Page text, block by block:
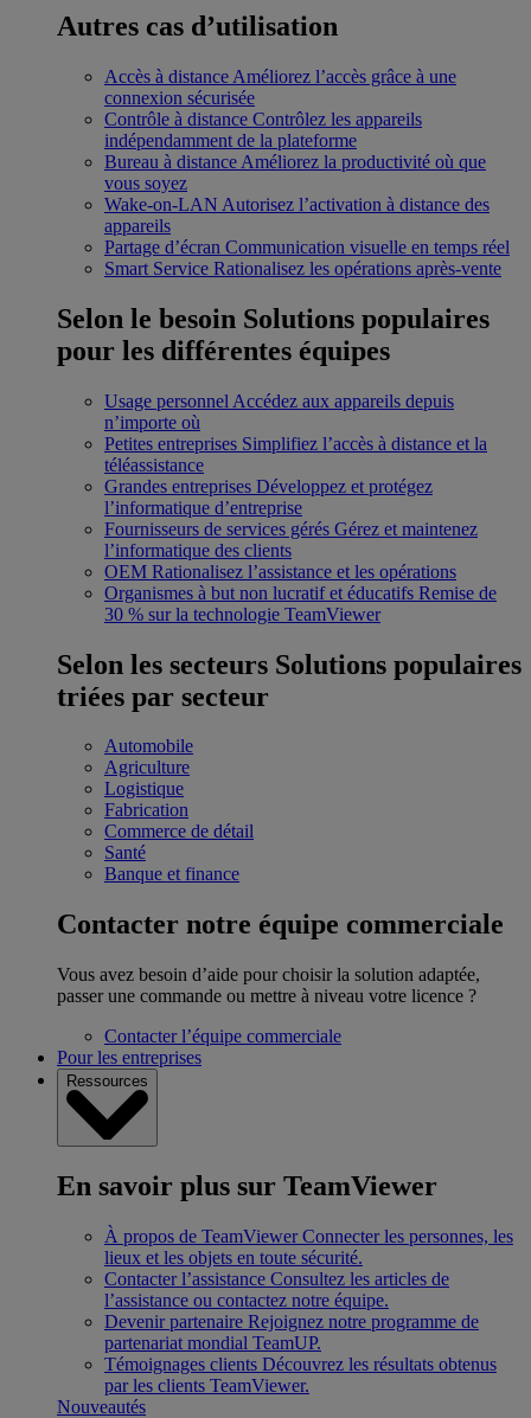
Autres cas d’utilisation
Accès à distance Améliorez l’accès grâce à une
connexion sécurisée
Contrôle à distance Contrôlez les appareils
indépendamment de la plateforme
Bureau à distance Améliorez la productivité où que
vous soyez
Wake-on-LAN Autorisez l’activation à distance des
appareils
Partage d’écran Communication visuelle en temps réel
Smart Service Rationalisez les opérations après-vente
Selon le besoin Solutions populaires
pour les différentes équipes
Usage personnel Accédez aux appareils depuis
n’importe où
Petites entreprises Simplifiez l’accès à distance et la
téléassistance
Grandes entreprises Développez et protégez
l’informatique d’entreprise
Fournisseurs de services gérés Gérez et maintenez
l’informatique des clients
OEM Rationalisez l’assistance et les opérations
Organismes à but non lucratif et éducatifs Remise de
30 % sur la technologie TeamViewer
Selon les secteurs Solutions populaires
triées par secteur
Automobile
Agriculture
Logistique
Fabrication
Commerce de détail
Santé
Banque et finance
Contacter notre équipe commerciale
Vous avez besoin d’aide pour choisir la solution adaptée,
passer une commande ou mettre à niveau votre licence ?
Contacter l’équipe commerciale
Pour les entreprises
Ressources
En savoir plus sur TeamViewer
À propos de TeamViewer Connecter les personnes, les
lieux et les objets en toute sécurité.
Contacter l’assistance Consultez les articles de
l’assistance ou contactez notre équipe.
Devenir partenaire Rejoignez notre programme de
partenariat mondial TeamUP.
Témoignages clients Découvrez les résultats obtenus
par les clients TeamViewer.
Nouveautés